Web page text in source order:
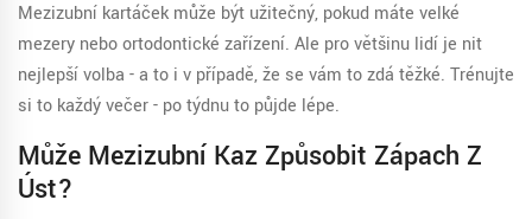
Mezizubní kartáček může být užitečný, pokud máte velké
mezery nebo ortodontické zařízení. Ale pro většinu lidí je nit
nejlepší volba - a to i v případě, že se vám to zdá těžké. Trénujte
si to každý večer - po týdnu to půjde lépe.
Může Mezizubní Kaz Způsobit Zápach Z
Úst?